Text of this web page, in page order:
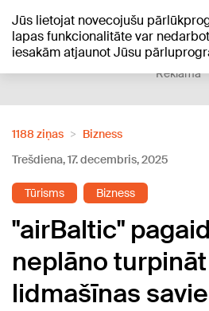
Jūs lietojat novecojušu
lapas funkcionalitāte var
iesakām atjaunot Jūsu
+21°C
Reklāma
1188 ziņas
Bizness
Trešdiena, 17. decembris, 2025
Tūrisms Bizness
"airBaltic"
neplāno
lidmašīnas